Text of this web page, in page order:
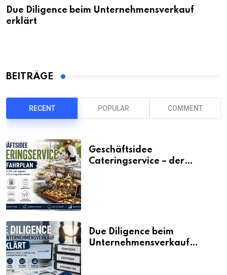
Due Diligence beim Unternehmensverkauf
erklärt
BEITRÄGE
RECENT POPULAR COMMENT
Geschäftsidee
Cateringservice – der
Due Diligence beim
Unternehmensverkauf